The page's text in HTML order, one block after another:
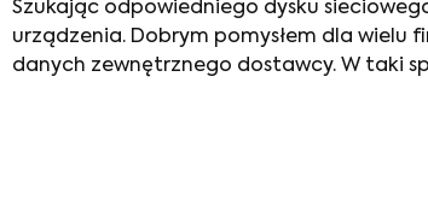
Szukając odpowiedniego dysku
urządzenia. Dobrym pomysłem dla wielu
danych zewnętrznego dostawcy. W taki